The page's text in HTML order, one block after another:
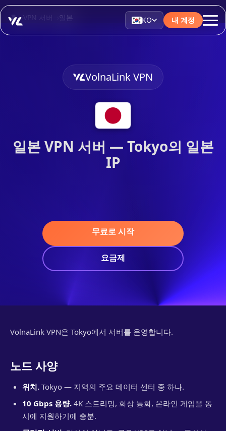
KO 내 계정
홈 VPN 서버 일본
VolnaLink VPN
일본 VPN 서버 — Tokyo의 일본
IP
무료로 시작
요금제
VolnaLink VPN은 Tokyo에서 서버를 운영합니다.
노드 사양
위치. Tokyo — 지역의 주요 데이터 센터 중 하나.
10 Gbps 용량. 4K 스트리밍, 화상 통화, 온라인 게임을 동
시에 지원하기에 충분.